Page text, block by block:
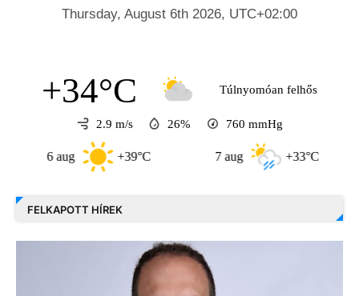
+34°C Túlnyomóan felhős
2.9 m/s 26% 760 mmHg
6 aug +39°C 7 aug +33°C
FELKAPOTT HÍREK